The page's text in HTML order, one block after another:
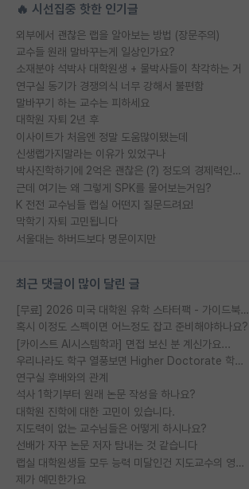
🔥 시선집중 핫한 인기글
외부에서 괜찮은 랩을 알아보는 방법 (장문주의)
교수들 원래 말바꾸는게 일상인가요?
소재분야 석박사 대학원생 + 물박사들이 착각하는 거
연구실 동기가 경쟁의식 너무 강해서 불편함
말바꾸기 하는 교수는 피하세요
대학원 자퇴 2년 후
이사이트가 처음엔 정말 도움많이됐는데
신생랩가지말라는 이유가 있었구나
박사진학하기에 2억은 괜찮은 (?) 정도의 경제력인가요
근데 여기는 왜 그렇게 SPK를 물어보는거임?
K 전전 교수님들 랩실 어떤지 질문드려요!
막학기 자퇴 고민됩니다
서울대는 하버드보다 명문이지만
최근 댓글이 많이 달린 글
[무료] 2026 미국 대학원 유학 스타터팩 - 가이드북 & 합격자 컨택메일 템플릿
혹시 이정도 스펙이면 어느정도 잡고 준비해야하나요?
[카이스트 AI시스템학과] 면접 보신 분 계신가요...
우리나라도 학구 열풍보면 Higher Doctorate 학위가 필요하다고 봅니다.
연구실 후배와의 관계
석사 1학기부터 원래 논문 작성을 하나요?
대학원 진학에 대한 고민이 있습니다.
지도력이 없는 교수님들은 어떻게 하시나요?
선배가 자꾸 논문 저자 탐내는 것 같습니다
랩실 대학원생들 모두 능력 미달인건 지도교수의 영향 아닌가?
제가 예민한가요